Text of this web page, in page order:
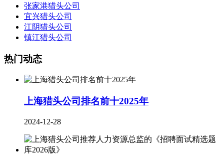
张家港猎头公司
宜兴猎头公司
江阴猎头公司
镇江猎头公司
热门动态
上海猎头公司排名前十2025年
2024-12-28